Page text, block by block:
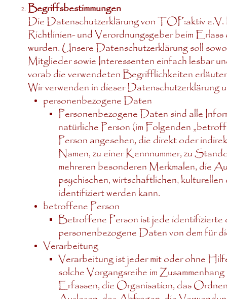
Begriffsbestimmungen
Die Datenschutzerklärung von TOP:aktiv
Richtlinien- und Verordnungsgeber beim
wurden. Unsere Datenschutzerklärung soll
Mitglieder sowie Interessenten einfach lesbar
vorab die verwendeten Begrifflichkeiten
Wir verwenden in dieser
personenbezogene Daten
Personenbezogene Daten sind alle
natürliche Person (im Folgenden
Person angesehen, die direkt oder
Namen, zu einer Kennnummer, zu
mehreren besonderen Merkmalen, die
psychischen, wirtschaftlichen,
identifiziert werden kann.
betroffene Person
Betroffene Person ist jede identifizierte
personenbezogene Daten von dem für
Verarbeitung
Verarbeitung ist jeder mit oder ohne
solche Vorgangsreihe im
Erfassen, die Organisation, das